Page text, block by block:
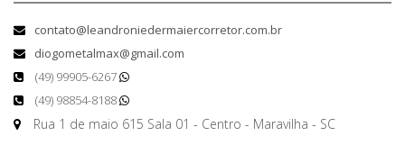
contato@leandroniedermaiercorretor.com.br
diogometalmax@gmail.com
(49) 99905-6267
(49) 98854-8188
Rua 1 de maio 615 Sala 01 - Centro - Maravilha - SC